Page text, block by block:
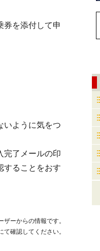
券を添付して申
いように気をつ
完了メールの印
することをおす
ーからの情報です。
確認してください。